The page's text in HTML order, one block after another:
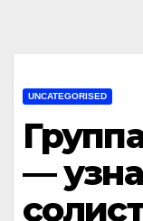
UNCATEGORISED
—